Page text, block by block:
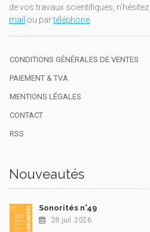
de vos travaux scientifiques,
mail ou partéléphone
CONDITIONS GÉNÉRALES DE VENTES
PAIEMENT & TVA
MENTIONS LÉGALES
CONTACT
RSS
Nouveautés
Sonorités n°49
28 juil. 2026